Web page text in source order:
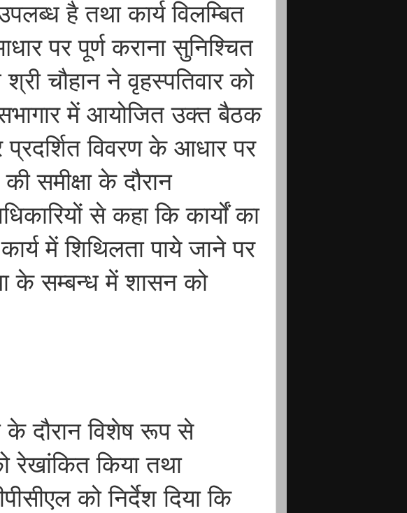
है तथा कार्य विलम्बित
पर पूर्ण कराना सुनिश्चित
चौहान ने वृहस्पतिवार को
में आयोजित उक्त बैठक
प्रदर्शित विवरण के आधार पर
समीक्षा के दौरान
से कहा कि कार्यों का
में शिथिलता पाये जाने पर
के सम्बन्ध में शासन को
के दौरान विशेष रूप से
रेखांकित किया तथा
को निर्देश दिया कि